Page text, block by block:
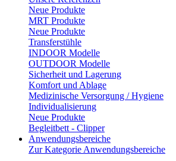
Neue Produkte
MRT Produkte
Neue Produkte
Transferstühle
INDOOR Modelle
OUTDOOR Modelle
Sicherheit und Lagerung
Komfort und Ablage
Medizinische Versorgung / Hygiene
Individualisierung
Neue Produkte
Begleitbett - Clipper
Anwendungsbereiche
Zur Kategorie Anwendungsbereiche